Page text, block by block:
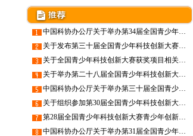
中国科协办公厅关于举办第34届全国青少年科技创新大赛的通知
关于发布第三十届全国青少年科技创新大赛入围终评项目名单及其他有关奖项的通知
关于全国青少年科技创新大赛获奖项目相关情况的声明
关于举办第二十八届全国青少年科技创新大赛的通知
中国科协办公厅关于举办第三十届全国青少年科技创新大赛的通知
关于组织参加第30届全国青少年科技创新大赛终评活动的通知
第28届全国青少年科技创新大赛青少年创新项目入围终评名单
中国科协办公厅关于举办第31届全国青少年科技创新大赛的通知